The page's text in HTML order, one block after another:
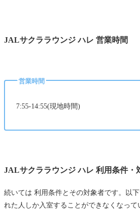
JALサクララウンジ ハレ 営業時間
営業時間
7:55-14:55(現地時間)
JALサクララウンジ ハレ 利用条件・
続いては 利用条件とその対象者です。以
れた人しか入室することができなくなって